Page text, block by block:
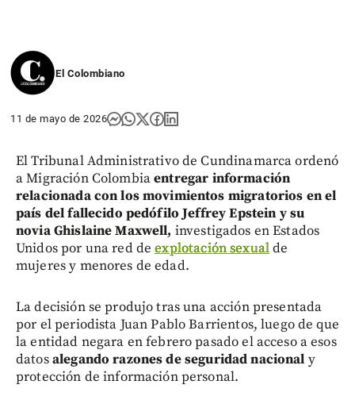
El Colombiano
11 de mayo de 2026
El Tribunal Administrativo de Cundinamarca ordenó
a Migración Colombiaentregar información
relacionada con los movimientos migratorios en el
país del fallecido pedófilo Jeffrey Epstein y su
novia Ghislaine Maxwell, investigados en Estados
Unidos por una red deexplotación sexualde
mujeres y menores de edad.
La decisión se produjo tras una acción presentada
por el periodista Juan Pablo Barrientos, luego de que
la entidad negara en febrero pasado el acceso a esos
datosalegando razones de seguridad nacional y
protección de información personal.